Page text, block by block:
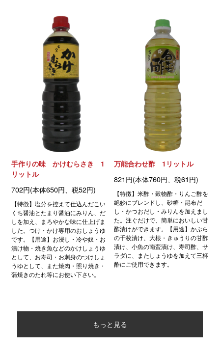
手作りの味 かけむらさき 1
リットル
702円(本体650円、税52円)
【特徴】塩分を控えて仕込んだこい
くち醤油とたまり醤油にみりん、だ
しを加え、まろやかな味に仕上げま
した。つけ・かけ専用のおしょうゆ
です。【用途】お浸し・冷や奴・お
漬け物・焼き魚などのかけしょうゆ
として、お寿司・お刺身のつけしょ
うゆとして、また焼肉・照り焼き・
蒲焼きのたれ等にお使い下さい。
万能合わせ酢 1リットル
821円(本体760円、税61円)
【特徴】米酢・穀物酢・りんご酢を
絶妙にブレンドし、砂糖・昆布だ
し・かつおだし・みりんを加えまし
た。注ぐだけで、簡単においしい甘
酢漬けができます。【用途】かぶら
の千枚漬け、大根・きゅうりの甘酢
漬け、小魚の南蛮漬け、寿司酢、サ
ラダに、またしょうゆを加えて三杯
酢にご使用できます。
もっと見る